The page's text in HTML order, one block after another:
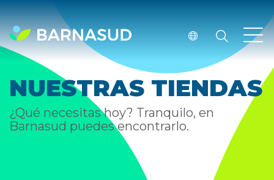
NUESTRAS TIENDAS
¿Qué necesitas hoy? Tranquilo, en
Barnasud puedes encontrarlo.